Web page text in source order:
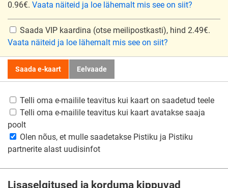
0.96€. Vaata näiteid ja loe lähemalt mis see on siit?
Saada VIP kaardina (otse meilipostkasti), hind 2.49€.
Vaata näiteid ja loe lähemalt mis see on siit?
Saada e-kaart Eelvaade
Telli oma e-mailile teavitus kui kaart on saadetud teele
Telli oma e-mailile teavitus kui kaart avatakse saaja
poolt
Olen nõus, et mulle saadetakse Pistiku ja Pistiku
partnerite alast uudisinfot
Lisaselgitused ja korduma kippuvad